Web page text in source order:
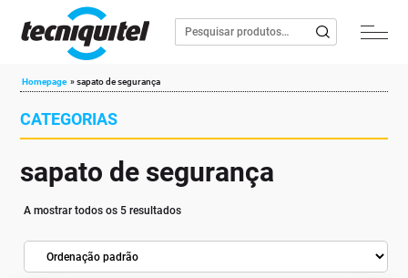
Homepage »sapato de segurança
CATEGORIAS
sapato de segurança
A mostrar todos os 5 resultados